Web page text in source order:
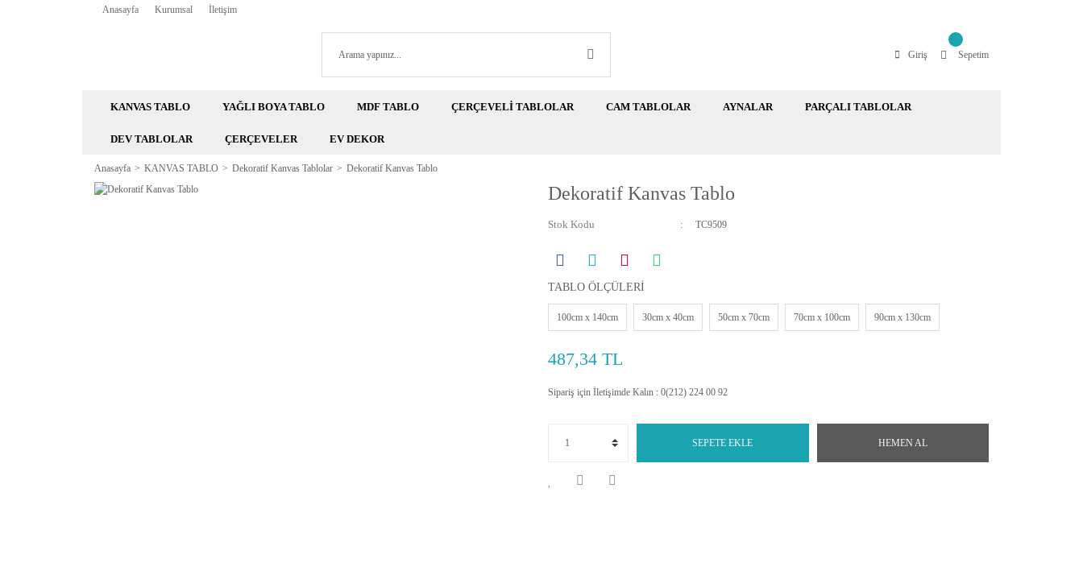
Anasayfa Kurumsal İletişim
Giriş Sepetim
KANVAS TABLO YAĞLI BOYA TABLO MDF TABLO ÇERÇEVELİ TABLOLAR CAM TABLOLAR AYNALAR PARÇALI TABLOLAR
DEV TABLOLAR ÇERÇEVELER EV DEKOR
Anasayfa KANVAS TABLO Dekoratif Kanvas Tablolar Dekoratif Kanvas Tablo
Dekoratif Kanvas Tablo
Stok Kodu TC9509
TABLO ÖLÇÜLERİ
100cm x 140cm 30cm x 40cm 50cm x 70cm 70cm x 100cm 90cm x 130cm
487,34 TL
Sipariş için İletişimde Kalın : 0(212) 224 00 92
SEPETE EKLE HEMEN AL